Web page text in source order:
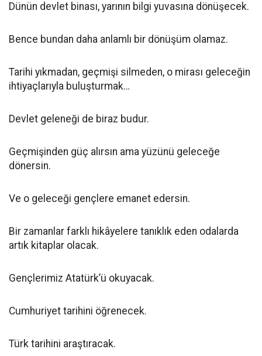
Dünün devlet binası, yarının bilgi yuvasına dönüşecek.
Bence bundan daha anlamlı bir dönüşüm olamaz.
Tarihi yıkmadan, geçmişi silmeden, o mirası geleceğin
ihtiyaçlarıyla buluşturmak…
Devlet geleneği de biraz budur.
Geçmişinden güç alırsın ama yüzünü geleceğe
dönersin.
Ve o geleceği gençlere emanet edersin.
Bir zamanlar farklı hikâyelere tanıklık eden odalarda
artık kitaplar olacak.
Gençlerimiz Atatürk’ü okuyacak.
Cumhuriyet tarihini öğrenecek.
Türk tarihini araştıracak.